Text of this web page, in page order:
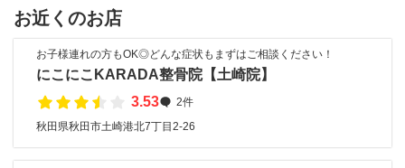
お近くのお店
お子様連れの方もOK◎どんな症状もまずはご相談ください！
にこにこKARADA整骨院【土崎院】
3.53
2件
秋田県秋田市土崎港北7丁目2-26